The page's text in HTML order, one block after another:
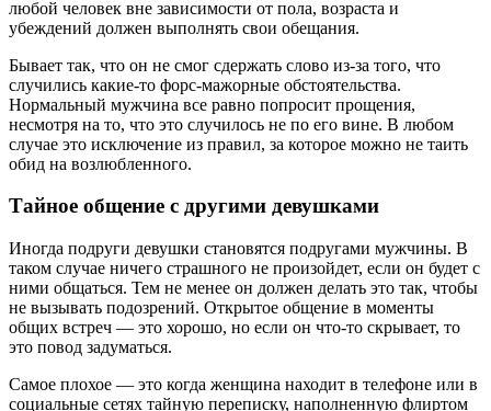
любой человек вне зависимости от пола, возраста и
убеждений должен выполнять свои обещания.
Бывает так, что он не смог сдержать слово из-за того, что
случились какие-то форс-мажорные обстоятельства.
Нормальный мужчина все равно попросит прощения,
несмотря на то, что это случилось не по его вине. В любом
случае это исключение из правил, за которое можно не таить
обид на возлюбленного.
Тайное общение с другими девушками
Иногда подруги девушки становятся подругами мужчины. В
таком случае ничего страшного не произойдет, если он будет с
ними общаться. Тем не менее он должен делать это так, чтобы
не вызывать подозрений. Открытое общение в моменты
общих встреч — это хорошо, но если он что-то скрывает, то
это повод задуматься.
Самое плохое — это когда женщина находит в телефоне или в
социальные сетях тайную переписку, наполненную флиртом